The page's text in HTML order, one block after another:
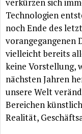
Technologien
noch Ende des
vorangegangenen
vielleicht bereits
keine Vorstellung,
nächstenJahren
unsere Welt
Bereichen
Realität,